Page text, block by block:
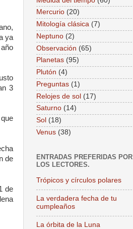
ya
3
de
de
Mercurio (20)
Mitología clásica (7)
Neptuno (2)
Observación (65)
Planetas (95)
Plutón (4)
Preguntas (1)
Relojes de sol (17)
Saturno (14)
Sol (18)
Venus (38)
ENTRADAS PREFERIDAS POR
LOS LECTORES.
Trópicos y círculos polares
La verdadera fecha de tu
cumpleaños
La órbita de la Luna